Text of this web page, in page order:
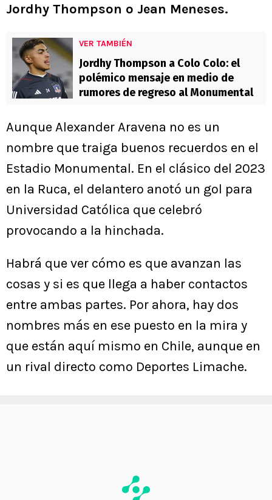
Jordhy Thompson o Jean Meneses.
VER TAMBIÉN
Jordhy Thompson a Colo Colo: el
polémico mensaje en medio de
rumores de regreso al Monumental
Aunque Alexander Aravena no es un
nombre que traiga buenos recuerdos en el
Estadio Monumental. En el clásico del 2023
en la Ruca, el delantero anotó un gol para
Universidad Católica que celebró
provocando a la hinchada.
Habrá que ver cómo es que avanzan las
cosas y si es que llega a haber contactos
entre ambas partes. Por ahora, hay dos
nombres más en ese puesto en la mira y
que están aquí mismo en Chile, aunque en
un rival directo como Deportes Limache.